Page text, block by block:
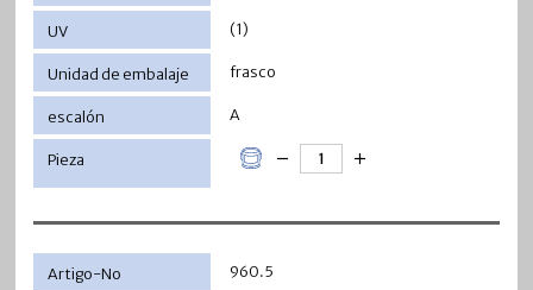
(1)
frasco
A
960.5